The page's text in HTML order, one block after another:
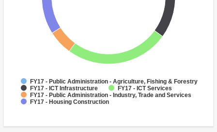
FY17 - Public Administration - Agriculture, Fishing & Forestry
FY17 - ICT Infrastructure
FY17 - ICT Services
FY17 - Public Administration - Industry, Trade and Services
FY17 - Housing Construction